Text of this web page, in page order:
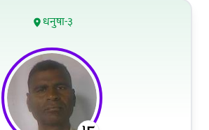
धनुषा-३